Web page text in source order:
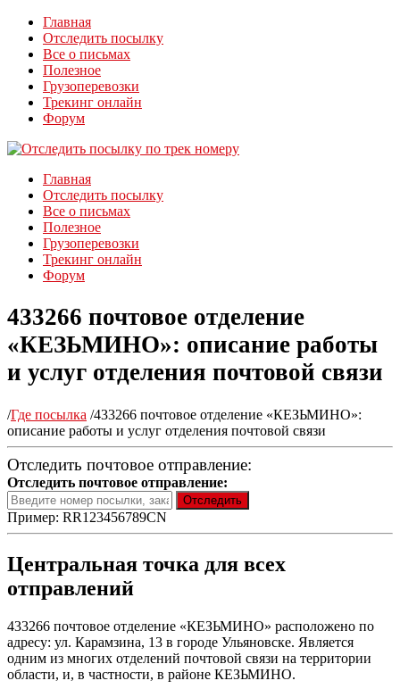
Главная
Отследить посылку
Все о письмах
Полезное
Грузоперевозки
Трекинг онлайн
Форум
Главная
Отследить посылку
Все о письмах
Полезное
Грузоперевозки
Трекинг онлайн
Форум
433266 почтовое отделение
«КЕЗЬМИНО»: описание работы
и услуг отделения почтовой связи
/Где посылка /433266 почтовое отделение «КЕЗЬМИНО»:
описание работы и услуг отделения почтовой связи
Отследить почтовое отправление:
Отследить почтовое отправление:
Пример: RR123456789CN
Центральная точка для всех
отправлений
433266 почтовое отделение «КЕЗЬМИНО» расположено по
адресу: ул. Карамзина, 13 в городе Ульяновске. Является
одним из многих отделений почтовой связи на территории
области, и, в частности, в районе КЕЗЬМИНО.